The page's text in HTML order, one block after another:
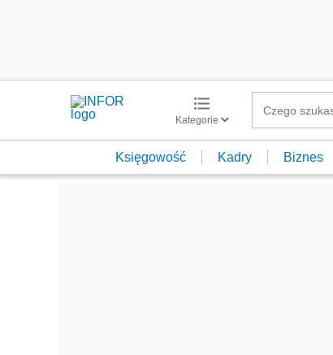
Kategorie
Księgowość Kadry Biznes